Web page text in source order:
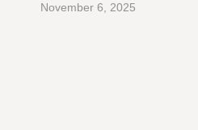
November 6, 2025